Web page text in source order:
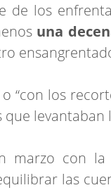
los
una
“con los
que
marzo con
las